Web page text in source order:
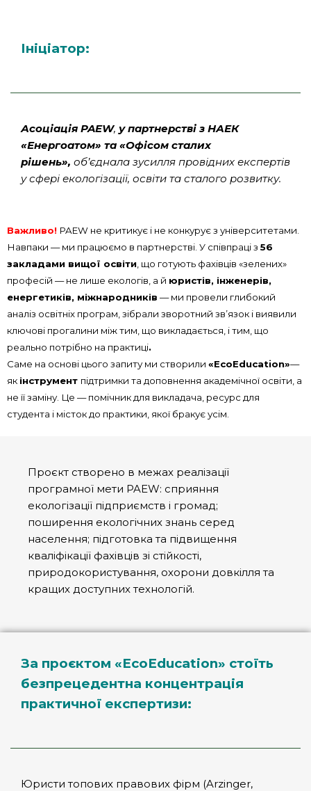
Ініціатор:
Асоціація PAEW, у партнерстві з НАЕК
«Енергоатом» та «Офісом сталих
рішень», об’єднала зусилля провідних експертів
у сфері екологізації, освіти та сталого розвитку.
Важливо! PAEW не критикує і не конкурує з університетами.
Навпаки — ми працюємо в партнерстві. У співпраці з 56
закладами вищої освіти , що готують фахівців «зелених»
професій — не лише екологів, а й юристів, інженерів,
енергетиків, міжнародників — ми провели глибокий
аналіз освітніх програм, зібрали зворотний зв’язок і виявили
ключові прогалини між тим, що викладається, і тим, що
реально потрібно на практиці.
Саме на основі цього запиту ми створили «EcoEducation»—
як інструмент підтримки та доповнення академічної освіти, а
не її заміну. Це — помічник для викладача, ресурс для
студента і місток до практики, якої бракує усім.
Проєкт створено в межах реалізації
програмної мети PAEW: сприяння
екологізації підприємств і громад;
поширення екологічних знань серед
населення; підготовка та підвищення
кваліфікації фахівців зі стійкості,
природокористування, охорони довкілля та
кращих доступних технологій.
За проєктом «EcoEducation» стоїть
безпрецедентна концентрація
практичної експертизи:
Юристи топових правових фірм (Arzinger,